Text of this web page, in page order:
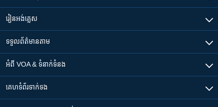
រៀន​​អង់គ្លេស
ទទួល​ព័ត៌មាន​តាម
អំពី​ VOA & ទំនាក់ទំនង
គេហទំព័រ​​ទាក់ទង